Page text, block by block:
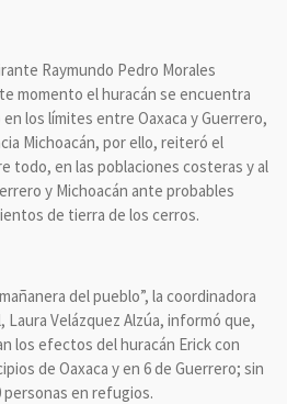
Raymundo Pedro Morales
momento el huracán se encuentra
los límites entre Oaxaca y Guerrero,
Michoacán, por ello, reiteró el
todo, en las poblaciones costeras y al
y Michoacán ante probables
de tierra de los cerros.
del pueblo”, la coordinadora
Laura Velázquez Alzúa, informó que,
los efectos del huracán Erick con
de Oaxaca y en 6 de Guerrero; sin
personas en refugios.